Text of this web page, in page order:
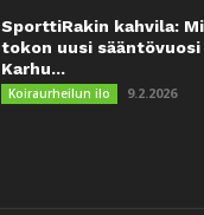
SporttiRakin kahvila:
tokon uusi
Karhu...
Koiraurheilun ilo 9.2.2026